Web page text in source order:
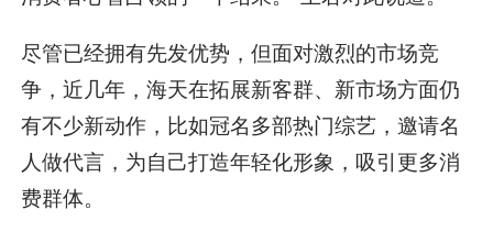
尽管已经拥有先发优势，但面对激烈的市场竞
争，近几年，海天在拓展新客群、新市场方面仍
有不少新动作，比如冠名多部热门综艺，邀请名
人做代言，为自己打造年轻化形象，吸引更多消
费群体。